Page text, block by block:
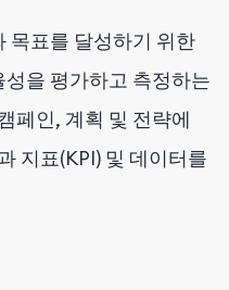
목표를 달성하기 위한
을 평가하고 측정하는
페인, 계획 및 전략에
지표(KPI) 및 데이터를